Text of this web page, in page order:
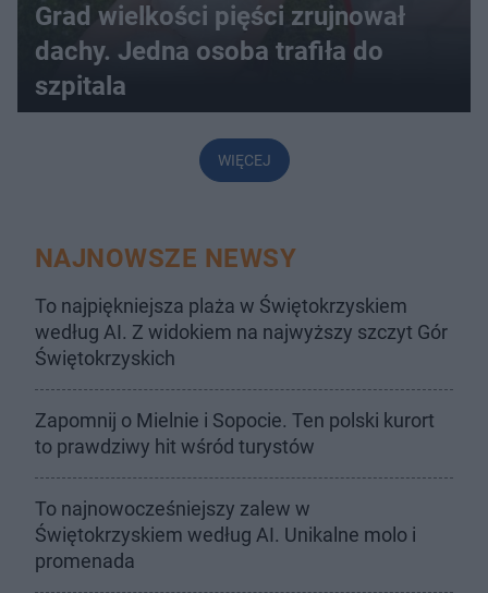
Grad wielkości pięści zrujnował
dachy. Jedna osoba trafiła do
szpitala
WIĘCEJ
NAJNOWSZE NEWSY
To najpiękniejsza plaża w Świętokrzyskiem
według AI. Z widokiem na najwyższy szczyt Gór
Świętokrzyskich
Zapomnij o Mielnie i Sopocie. Ten polski kurort
to prawdziwy hit wśród turystów
To najnowocześniejszy zalew w
Świętokrzyskiem według AI. Unikalne molo i
promenada